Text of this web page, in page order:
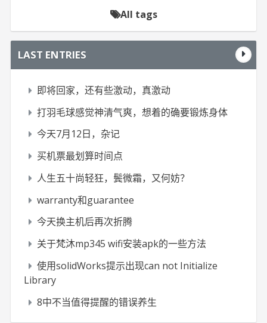
All tags
LAST ENTRIES
即将回家，还有些激动，真激动
打羽毛球感觉神清气爽，想着的确要锻炼身体
今天7月12日，杂记
买机票最划算时间点
人生五十尚轻狂，鬓微霜，又何妨？
warranty和guarantee
今天换主机后再次折腾
关于梵沐mp345 wifi安装apk的一些方法
使用solidWorks提示出现can not Initialize
Library
8中不当值得提醒的错误养生